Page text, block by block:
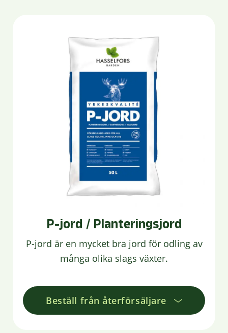
P-jord / Planteringsjord
P-jord är en mycket bra jord för odling av
många olika slags växter.
Beställ från återförsäljare